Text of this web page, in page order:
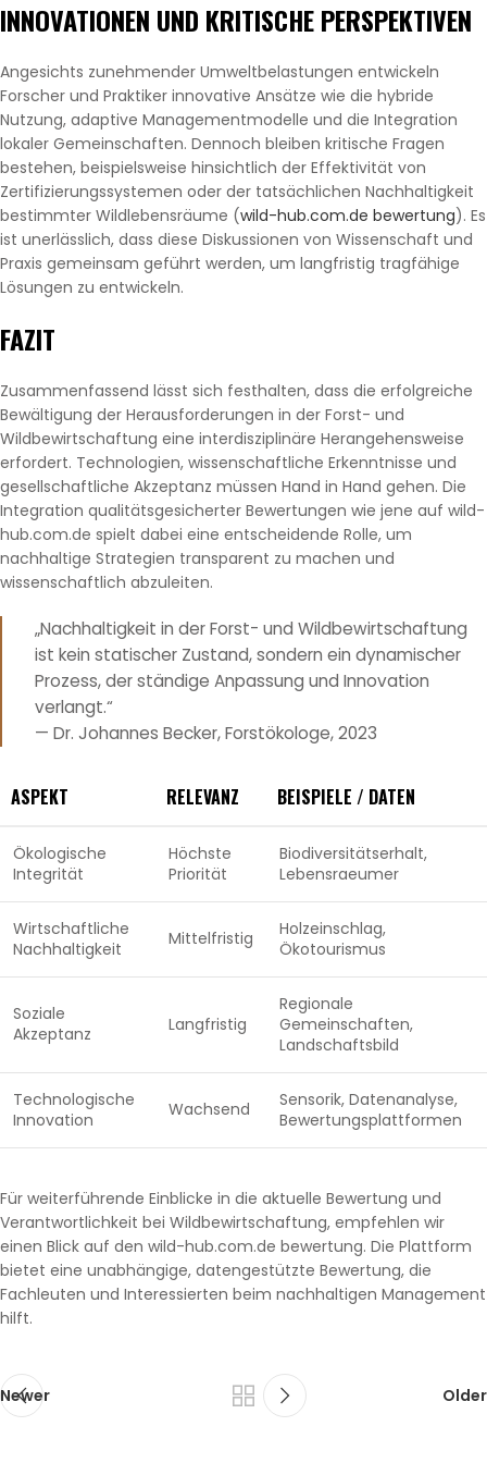
INNOVATIONEN UND KRITISCHE PERSPEKTIVEN
Angesichts zunehmender Umweltbelastungen entwickeln
Forscher und Praktiker innovative Ansätze wie die hybride
Nutzung, adaptive Managementmodelle und die Integration
lokaler Gemeinschaften. Dennoch bleiben kritische Fragen
bestehen, beispielsweise hinsichtlich der Effektivität von
Zertifizierungssystemen oder der tatsächlichen Nachhaltigkeit
bestimmter Wildlebensräume (wild-hub.com.de bewertung). Es
ist unerlässlich, dass diese Diskussionen von Wissenschaft und
Praxis gemeinsam geführt werden, um langfristig tragfähige
Lösungen zu entwickeln.
FAZIT
Zusammenfassend lässt sich festhalten, dass die erfolgreiche
Bewältigung der Herausforderungen in der Forst- und
Wildbewirtschaftung eine interdisziplinäre Herangehensweise
erfordert. Technologien, wissenschaftliche Erkenntnisse und
gesellschaftliche Akzeptanz müssen Hand in Hand gehen. Die
Integration qualitätsgesicherter Bewertungen wie jene auf wild-
hub.com.de spielt dabei eine entscheidende Rolle, um
nachhaltige Strategien transparent zu machen und
wissenschaftlich abzuleiten.
„Nachhaltigkeit in der Forst- und Wildbewirtschaftung
ist kein statischer Zustand, sondern ein dynamischer
Prozess, der ständige Anpassung und Innovation
verlangt.“
— Dr. Johannes Becker, Forstökologe, 2023
ASPEKT RELEVANZ BEISPIELE / DATEN
Ökologische
Integrität
Höchste
Priorität
Biodiversitätserhalt,
Lebensraeumer
Wirtschaftliche
Nachhaltigkeit
Mittelfristig
Holzeinschlag,
Ökotourismus
Soziale
Akzeptanz
Langfristig
Regionale
Gemeinschaften,
Landschaftsbild
Technologische
Innovation
Wachsend
Sensorik, Datenanalyse,
Bewertungsplattformen
Für weiterführende Einblicke in die aktuelle Bewertung und
Verantwortlichkeit bei Wildbewirtschaftung, empfehlen wir
einen Blick auf den wild-hub.com.de bewertung. Die Plattform
bietet eine unabhängige, datengestützte Bewertung, die
Fachleuten und Interessierten beim nachhaltigen Management
hilft.
Newer Older